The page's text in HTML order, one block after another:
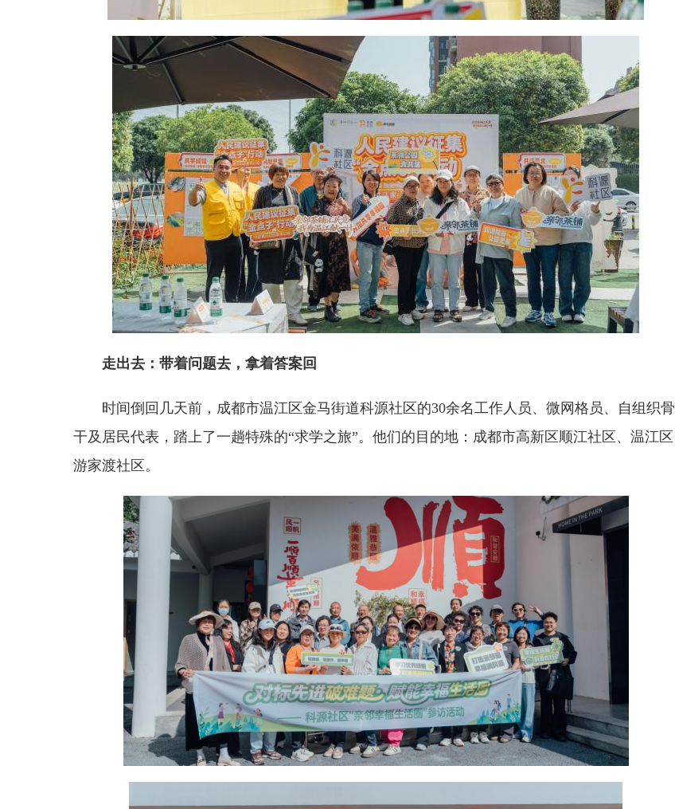
走出去：带着问题去，拿着答案回
时间倒回几天前，成都市温江区金马街道科源社区的30余名工作人员、微网格员、自组织骨
干及居民代表，踏上了一趟特殊的“求学之旅”。他们的目的地：成都市高新区顺江社区、温江区
游家渡社区。